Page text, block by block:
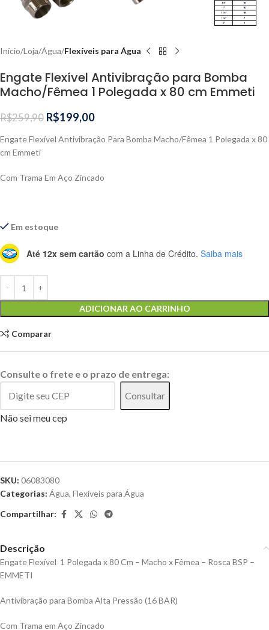
Início Loja Água Flexíveis para Água
Engate Flexível Antivibração para Bomba
Macho/Fêmea 1 Polegada x 80 cm Emmeti
R$259,90 R$199,00
Engate Flexível Antivibração Para Bomba Macho/Fêmea 1 Polegada x 80
cm Emmeti
Com Trama Em Aço Zincado
Em estoque
Até 12x sem cartão com a Linha de Crédito. Saiba mais
ADICIONAR AO CARRINHO
Comparar
Consulte o frete e o prazo de entrega:
Consultar
Não sei meu cep
SKU: 06083080
Categorias: Água, Flexíveis para Água
Compartilhar:
Descrição
Engate Flexível 1 Polegada x 80 Cm – Macho x Fêmea – Rosca BSP –
EMMETI
Antivibração para Bomba Alta Pressão (16 BAR)
Com Trama em Aço Zincado